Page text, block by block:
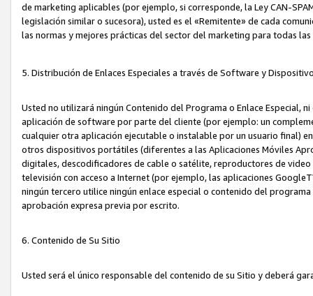
de marketing aplicables (por ejemplo, si corresponde, la Ley CAN-
legislación similar o sucesora), usted es el «Remitente» de cada
las normas y mejores prácticas del sector del marketing para todas
5. Distribución de Enlaces Especiales a través de Software y
Usted no utilizará ningún Contenido del Programa o Enlace Especial,
aplicación de software por parte del cliente (por ejemplo: un
cualquier otra aplicación ejecutable o instalable por un usuario final)
otros dispositivos portátiles (diferentes a las Aplicaciones Móviles
digitales, descodificadores de cable o satélite, reproductores de
televisión con acceso a Internet (por ejemplo, las aplicaciones
ningún tercero utilice ningún enlace especial o contenido del
aprobación expresa previa por escrito.
6. Contenido de Su Sitio
Usted será el único responsable del contenido de su Sitio y deberá